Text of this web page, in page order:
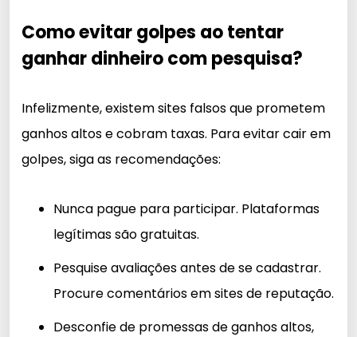
Como evitar golpes ao tentar
ganhar dinheiro com pesquisa?
Infelizmente, existem sites falsos que prometem
ganhos altos e cobram taxas. Para evitar cair em
golpes, siga as recomendações:
Nunca pague para participar. Plataformas
legítimas são gratuitas.
Pesquise avaliações antes de se cadastrar.
Procure comentários em sites de reputação.
Desconfie de promessas de ganhos altos,